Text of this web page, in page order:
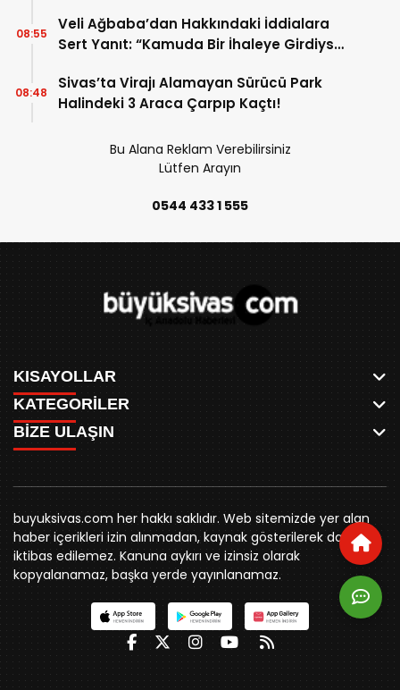
Veli Ağbaba’dan Hakkındaki İddialara
Sert Yanıt: “Kamuda Bir İhaleye Girdiysek
08:55
Sivas’ta Virajı Alamayan Sürücü Park
Halindeki 3 Araca Çarpıp Kaçtı!
08:48
Bu Alana Reklam Verebilirsiniz
Lütfen Arayın
0544 433 1 555
KISAYOLLAR
ANASAYFA
AKSU CANLI
MEYDAN CANLI
MEDRESELER CANLI
MERAKÜM CANLI
YUKARI TEKKE CANLI
KURUMSAL KİMLİK
REKLAM FİYATLARI
BİZE ULAŞIN
KÜNYE
RESMİ İLANLAR
KATEGORİLER
WHATSAPP
SPOR
SİYASET
BELEDİYE
SİVAS VALİLİĞİ
ÜNİVERSİTE
KURUMLAR
STK
YORUM
İLÇELER
GENEL
İÇ ANADOLU
BİZE ULAŞIN
0346 221 00 60
buyuksivashaber@gmail.com
Örtülüpınar Mah. İnönü Bulvarı Özkahya Apt. Kat:3 D:7
Sivas
buyuksivas.com her hakkı saklıdır. Web sitemizde yer alan
haber içerikleri izin alınmadan, kaynak gösterilerek dahi
iktibas edilemez. Kanuna aykırı ve izinsiz olarak
kopyalanamaz, başka yerde yayınlanamaz.